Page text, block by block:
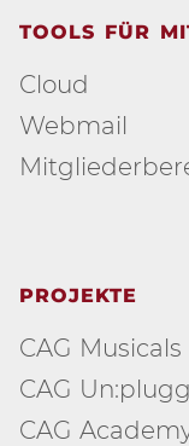
TOOLS FÜR
Cloud
Webmail
PROJEKTE
CAG Musicals
CAG
CAG